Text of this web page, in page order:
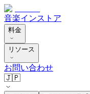
音楽インストア
料金
リソース
お問い合わせ
🇯🇵